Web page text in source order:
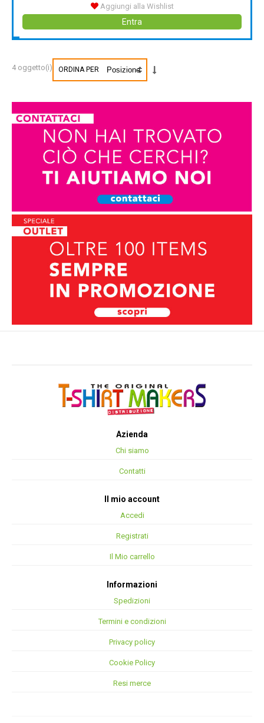
Aggiungi alla Wishlist
Entra
4 oggetto(i) ORDINA PER
Azienda
Chi siamo
Contatti
Il mio account
Accedi
Registrati
Il Mio carrello
Informazioni
Spedizioni
Termini e condizioni
Privacy policy
Cookie Policy
Resi merce